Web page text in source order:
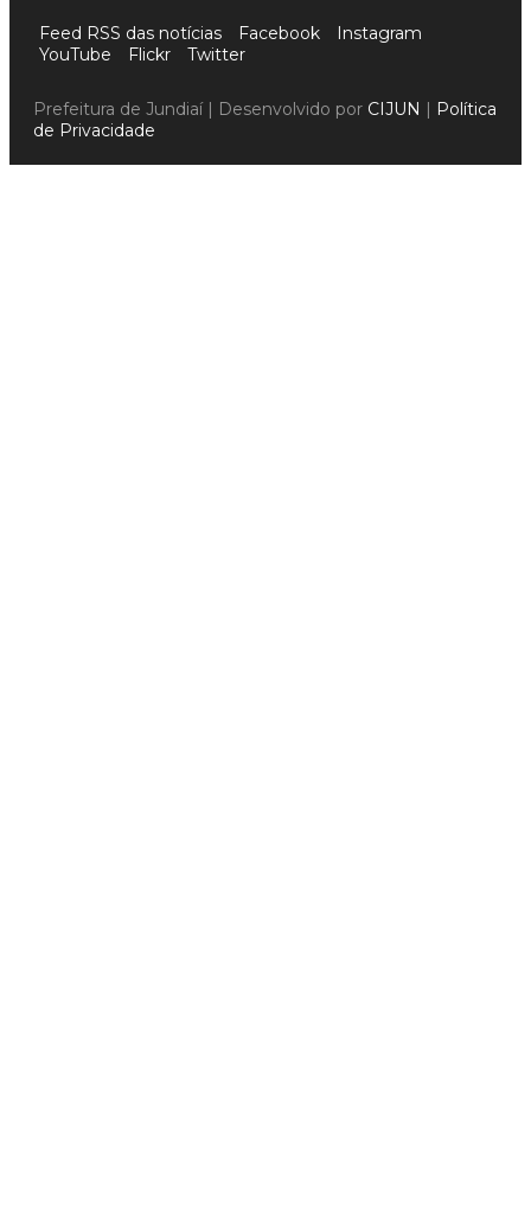
Feed RSS das notícias Facebook
Instagram
YouTube
Flickr Twitter
Prefeitura de Jundiaí | Desenvolvido por CIJUN | Política
de Privacidade